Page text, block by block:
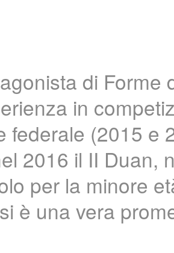
di
in
federale (2015 e
2016 il II Duan,
per la minore
è una vera